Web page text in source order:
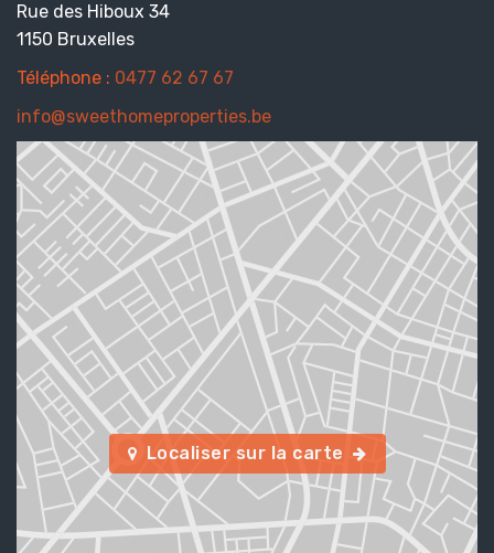
Rue des Hiboux 34
1150 Bruxelles
Téléphone : 0477 62 67 67
info@sweethomeproperties.be
Localiser sur la carte